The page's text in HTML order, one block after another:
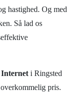
hastighed. Og med
Så lad os
i Ringsted
pris.